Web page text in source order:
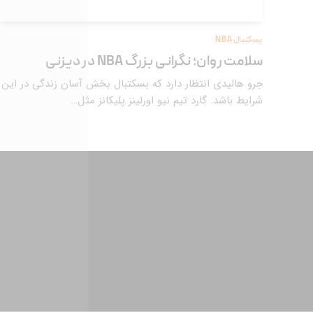
بسکتبال NBA
سلامت روان؛ نگرانی بزرگ NBA در دیزنی
جرو هالیدی انتظار دارد که بسکتبال بخش آسان زندگی در این
شرایط باشد. گارد تیم نیو اورلینز پلیکانز مثل…